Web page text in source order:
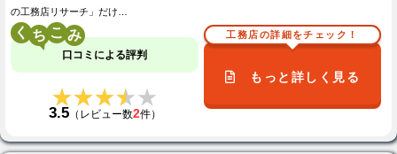
の工務店リサーチ」だけ…
く こ
口コミによる評判
★★★★★
★★★★★
3.5（レビュー数2件）
工務店の詳細をチェック！
もっと詳しく見る